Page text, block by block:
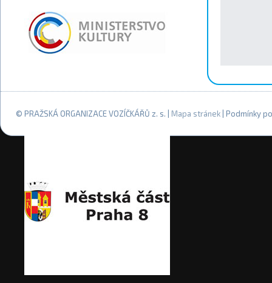
© PRAŽSKÁ ORGANIZACE VOZÍČKÁŘŮ z. s. | Mapa stránek | Podmínky